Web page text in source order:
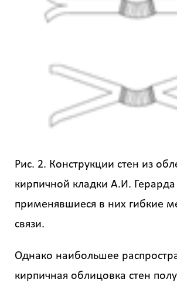
Рис. 2. Конструкции стен из
кирпичной кладки А.И. Герарда
применявшиеся в них гибкие
связи.
Однако наибольшее
кирпичная облицовка стен